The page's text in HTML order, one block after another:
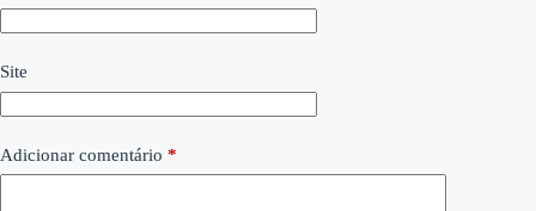
Site
Adicionar comentário *